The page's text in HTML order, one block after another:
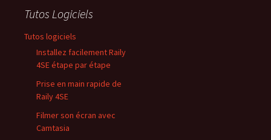
Tutos Logiciels
Tutos logiciels
Installez facilement Raily
4SE étape par étape
Prise en main rapide de
Raily 4SE
Filmer son écran avec
Camtasia